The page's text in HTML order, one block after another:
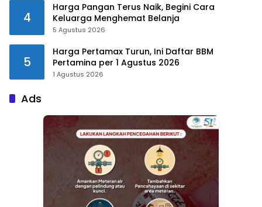
4
Harga Pangan Terus Naik, Begini Cara
Keluarga Menghemat Belanja
5 Agustus 2026
5
Harga Pertamax Turun, Ini Daftar BBM
Pertamina per 1 Agustus 2026
1 Agustus 2026
Ads